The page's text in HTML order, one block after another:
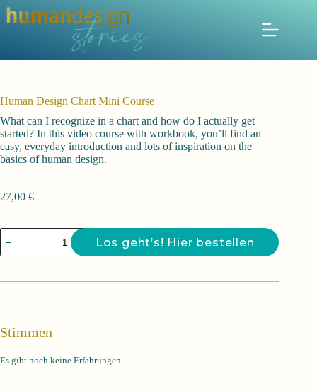
Zum
Inhalt
Human Design Chart Mini Course
What can I recognize in a chart and how do I actually get
started? In this video course with workbook, you’ll find an
easy, everyday introduction and lots of inspiration on the
basics of human design.
27,00 €
Human
Design
Chart
Course
Los geht’s! Hier bestellen
Stimmen
Es gibt noch keine Erfahrungen.